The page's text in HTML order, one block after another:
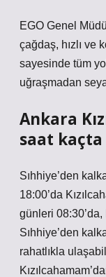
EGO Genel
çağdaş, hızlı ve
sayesinde tüm
uğraşmadan
Ankara
saat kaçta
Sıhhiye’den
18:00’da
günleri
Sıhhiye’den
rahatlıkla